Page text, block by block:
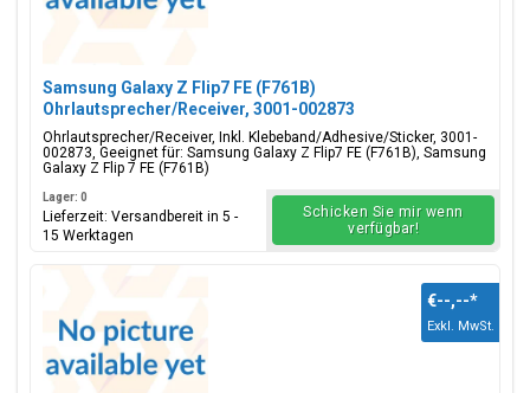
Samsung Galaxy Z Flip7 FE (F761B)
Ohrlautsprecher/Receiver, 3001-002873
Ohrlautsprecher/Receiver, Inkl. Klebeband/Adhesive/Sticker, 3001-
002873, Geeignet für: Samsung Galaxy Z Flip7 FE (F761B), Samsung
Galaxy Z Flip 7 FE (F761B)
Lager: 0
Lieferzeit: Versandbereit in 5 -
15 Werktagen
Schicken Sie mir wenn
verfügbar!
€--,--*
Exkl. MwSt.